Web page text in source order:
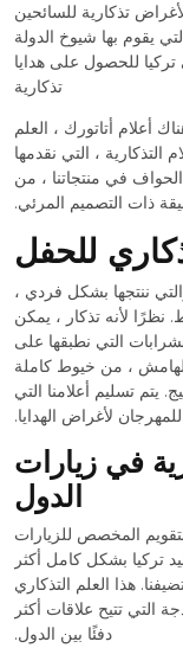
تذكارية للسائحين
يقوم بها شيوخ الدولة
للحصول على هدايا
تذكارية
أعلام أتاتورك ، العلم
التذكارية ، التي نقدمها
في منتجاتنا ، من
ذات التصميم المرئي.
للحفل
ننتجها بشكل فردي ،
نظرًا لأنه تذكار ، يمكن
التي نطبقها على
الهامش ، من خيوط كاملة
يتم تسليم أعلامنا التي
لأغراض الهدايا.
في زيارات
الدول
المخصص للزيارات
تركيا بشكل كامل أكثر
هذا العلم التذكاري
التي تتيح علاقات أكثر
دفئًا بين الدول.